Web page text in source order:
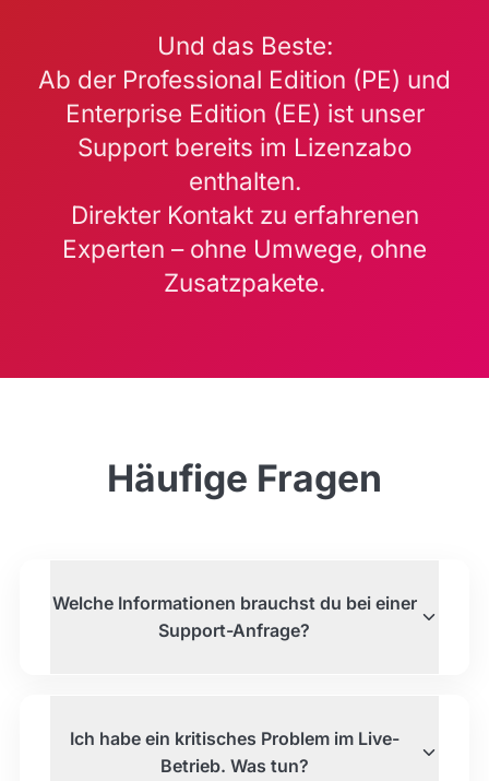
Und das Beste:
Ab der Professional Edition (PE) und
Enterprise Edition (EE) ist unser
Support bereits im Lizenzabo
enthalten.
Direkter Kontakt zu erfahrenen
Experten – ohne Umwege, ohne
Zusatzpakete.
Häufige Fragen
Welche Informationen brauchst du bei einer
Support-Anfrage?
Ich habe ein kritisches Problem im Live-
Betrieb. Was tun?